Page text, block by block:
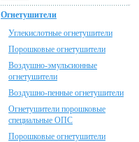
Огнетушители
Углекислотные огнетушители
Порошковые огнетушители
Воздушно-эмульсионные
огнетушители
Воздушно-пенные огнетушители
Огнетушители порошковые
специальные ОПС
Порошковые огнетушители